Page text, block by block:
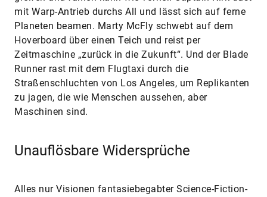
mit Warp-Antrieb durchs All und lässt sich auf ferne
Planeten beamen. Marty McFly schwebt auf dem
Hoverboard über einen Teich und reist per
Zeitmaschine „zurück in die Zukunft“. Und der Blade
Runner rast mit dem Flugtaxi durch die
Straßenschluchten von Los Angeles, um Replikanten
zu jagen, die wie Menschen aussehen, aber
Maschinen sind.
Unauflösbare Widersprüche
Alles nur Visionen fantasiebegabter Science-Fiction-